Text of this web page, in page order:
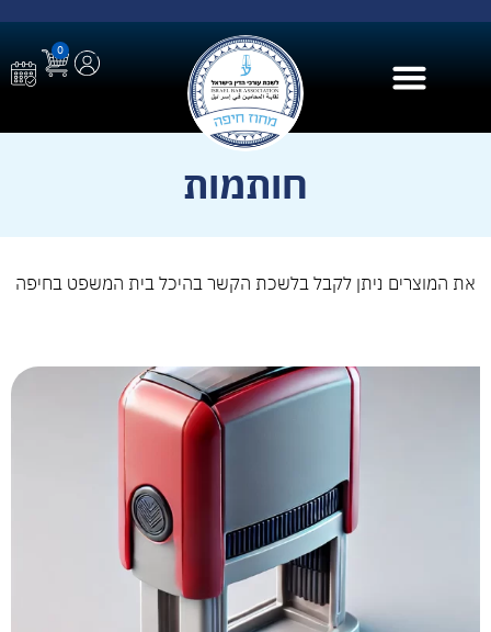
0
חותמות
את המוצרים ניתן לקבל בלשכת הקשר בהיכל בית המשפט בחיפה